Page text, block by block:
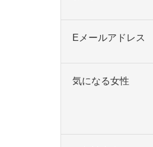
Eメールアドレス
気になる女性